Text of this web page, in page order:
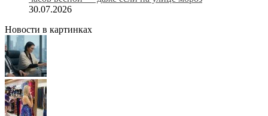
30.07.2026
Новости в картинках